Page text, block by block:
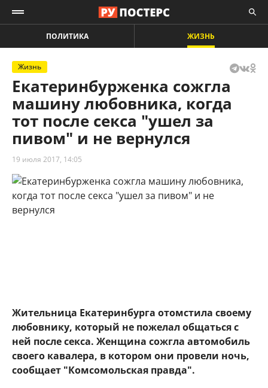
ПОЛИТИКА ЖИЗНЬ
Жизнь
Екатеринбурженка сожгла
машину любовника, когда
тот после секса "ушел за
пивом" и не вернулся
19 июля 2017, 14:05
Жительница Екатеринбурга отомстила своему
любовнику, который не пожелал общаться с
ней после секса. Женщина сожгла автомобиль
своего кавалера, в котором они провели ночь,
сообщает "Комсомольская правда".